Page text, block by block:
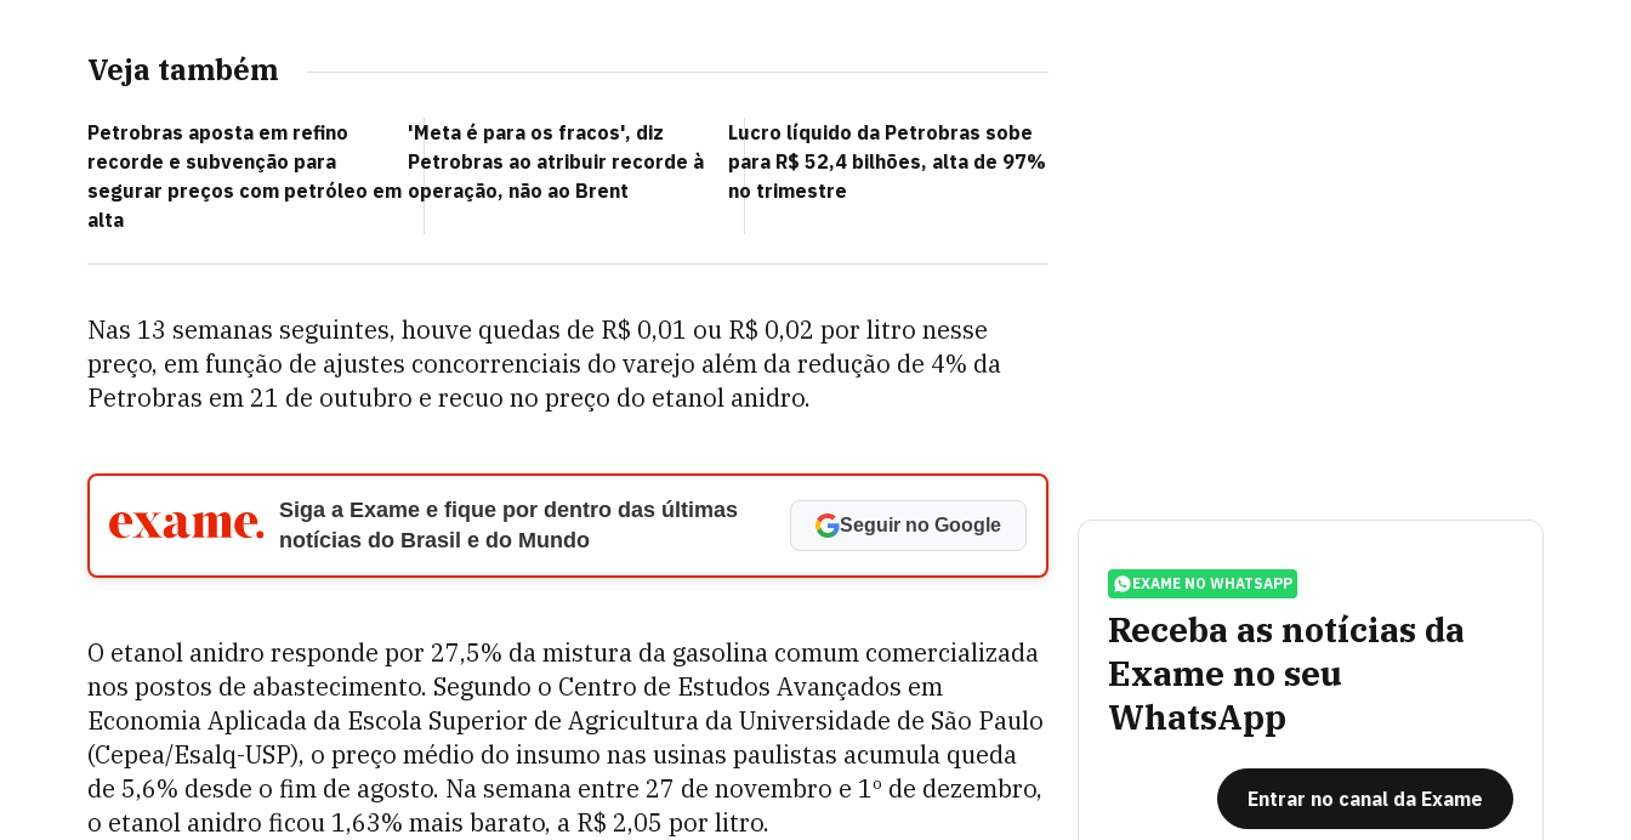
Veja também
Petrobras aposta em refino
recorde e subvenção para
segurar preços com petróleo em
alta
'Meta é para os fracos', diz
Petrobras ao atribuir recorde à
operação, não ao Brent
Lucro líquido da Petrobras sobe
para R$ 52,4 bilhões, alta de 97%
no trimestre
Nas 13 semanas seguintes, houve quedas de R$ 0,01 ou R$ 0,02 por litro nesse
preço, em função de ajustes concorrenciais do varejo além da redução de 4% da
Petrobras em 21 de outubro e recuo no preço do etanol anidro.
Siga a Exame e fique por dentro das últimas
notícias do Brasil e do Mundo
Seguir no Google
O etanol anidro responde por 27,5% da mistura da gasolina comum comercializada
nos postos de abastecimento. Segundo o Centro de Estudos Avançados em
Economia Aplicada da Escola Superior de Agricultura da Universidade de São Paulo
(Cepea/Esalq-USP), o preço médio do insumo nas usinas paulistas acumula queda
de 5,6% desde o fim de agosto. Na semana entre 27 de novembro e 1º de dezembro,
o etanol anidro ficou 1,63% mais barato, a R$ 2,05 por litro.
EXAME NO WHATSAPP
Receba as notícias da
Exame no seu
WhatsApp
Entrar no canal da Exame